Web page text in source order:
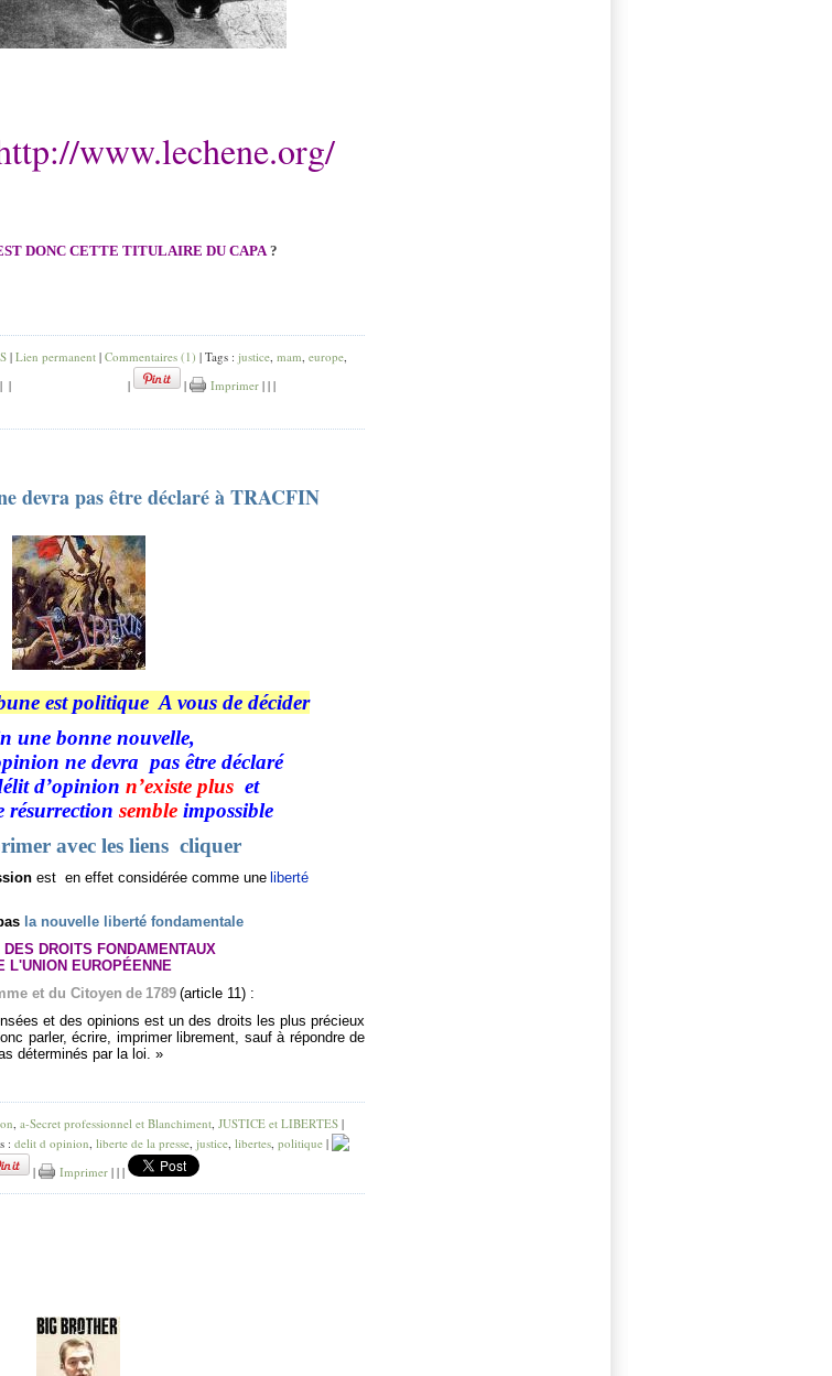
www.lechene.org/
DONC CETTE TITULAIRE DU CAPA?
| Lien permanent | Commentaires (1) | Tags : justice mam europe
| | | | Imprimer | | |
devra pas être déclaré à TRACFIN
est politique A vous de décider
une bonne nouvelle,
ne devra pas être déclaré
d’opinion n’existe pluset
résurrection semble impossible
avec les liens cliquer
est en effet considérée comme une liberté
la nouvelle liberté fondamentale
DES DROITS FONDAMENTAUX
L'UNION EUROPÉENNE
et du Citoyen de 1789 (article 11) :
et des opinions est un des droits les plus précieux
parler, écrire, imprimer librement, sauf à répondre de
déterminés par la loi. »
a-Secret professionnel et Blanchiment JUSTICE et LIBERTES |
: delit d opinion liberte de la presse justice libertes politique |
| Imprimer | | |